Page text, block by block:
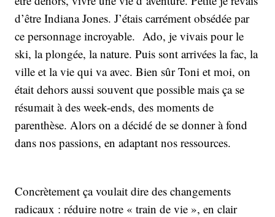
d’être Indiana Jones. J’étais carrément obsédée par
ce personnage incroyable. Ado, je vivais pour le
ski, la plongée, la nature. Puis sont arrivées la fac, la
ville et la vie qui va avec. Bien sûr Toni et moi, on
était dehors aussi souvent que possible mais ça se
résumait à des week-ends, des moments de
parenthèse. Alors on a décidé de se donner à fond
dans nos passions, en adaptant nos ressources.
Concrètement ça voulait dire des changements
radicaux : réduire notre « train de vie », en clair